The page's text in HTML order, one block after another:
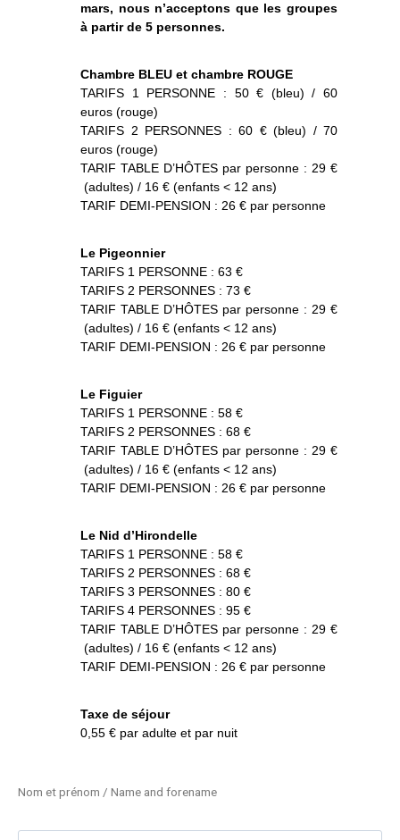
mars, nous n’acceptons que les groupes
à partir de 5 personnes.
Chambre BLEU et chambre ROUGE
TARIFS 1 PERSONNE : 50 € (bleu) / 60
euros (rouge)
TARIFS 2 PERSONNES : 60 € (bleu) / 70
euros (rouge)
TARIF TABLE D’HÔTES par personne : 29 €
(adultes) / 16 € (enfants < 12 ans)
TARIF DEMI-PENSION : 26 € par personne
Le Pigeonnier
TARIFS 1 PERSONNE : 63 €
TARIFS 2 PERSONNES : 73 €
TARIF TABLE D’HÔTES par personne : 29 €
(adultes) / 16 € (enfants < 12 ans)
TARIF DEMI-PENSION : 26 € par personne
Le Figuier
TARIFS 1 PERSONNE : 58 €
TARIFS 2 PERSONNES : 68 €
TARIF TABLE D’HÔTES par personne : 29 €
(adultes) / 16 € (enfants < 12 ans)
TARIF DEMI-PENSION : 26 € par personne
Le Nid d’Hirondelle
TARIFS 1 PERSONNE : 58 €
TARIFS 2 PERSONNES : 68 €
TARIFS 3 PERSONNES : 80 €
TARIFS 4 PERSONNES : 95 €
TARIF TABLE D’HÔTES par personne : 29 €
(adultes) / 16 € (enfants < 12 ans)
TARIF DEMI-PENSION : 26 € par personne
Taxe de séjour
0,55 € par adulte et par nuit
Nom et prénom / Name and forename